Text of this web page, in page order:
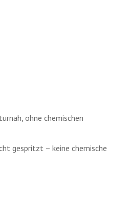
ohne chemischen
gespritzt – keine chemische